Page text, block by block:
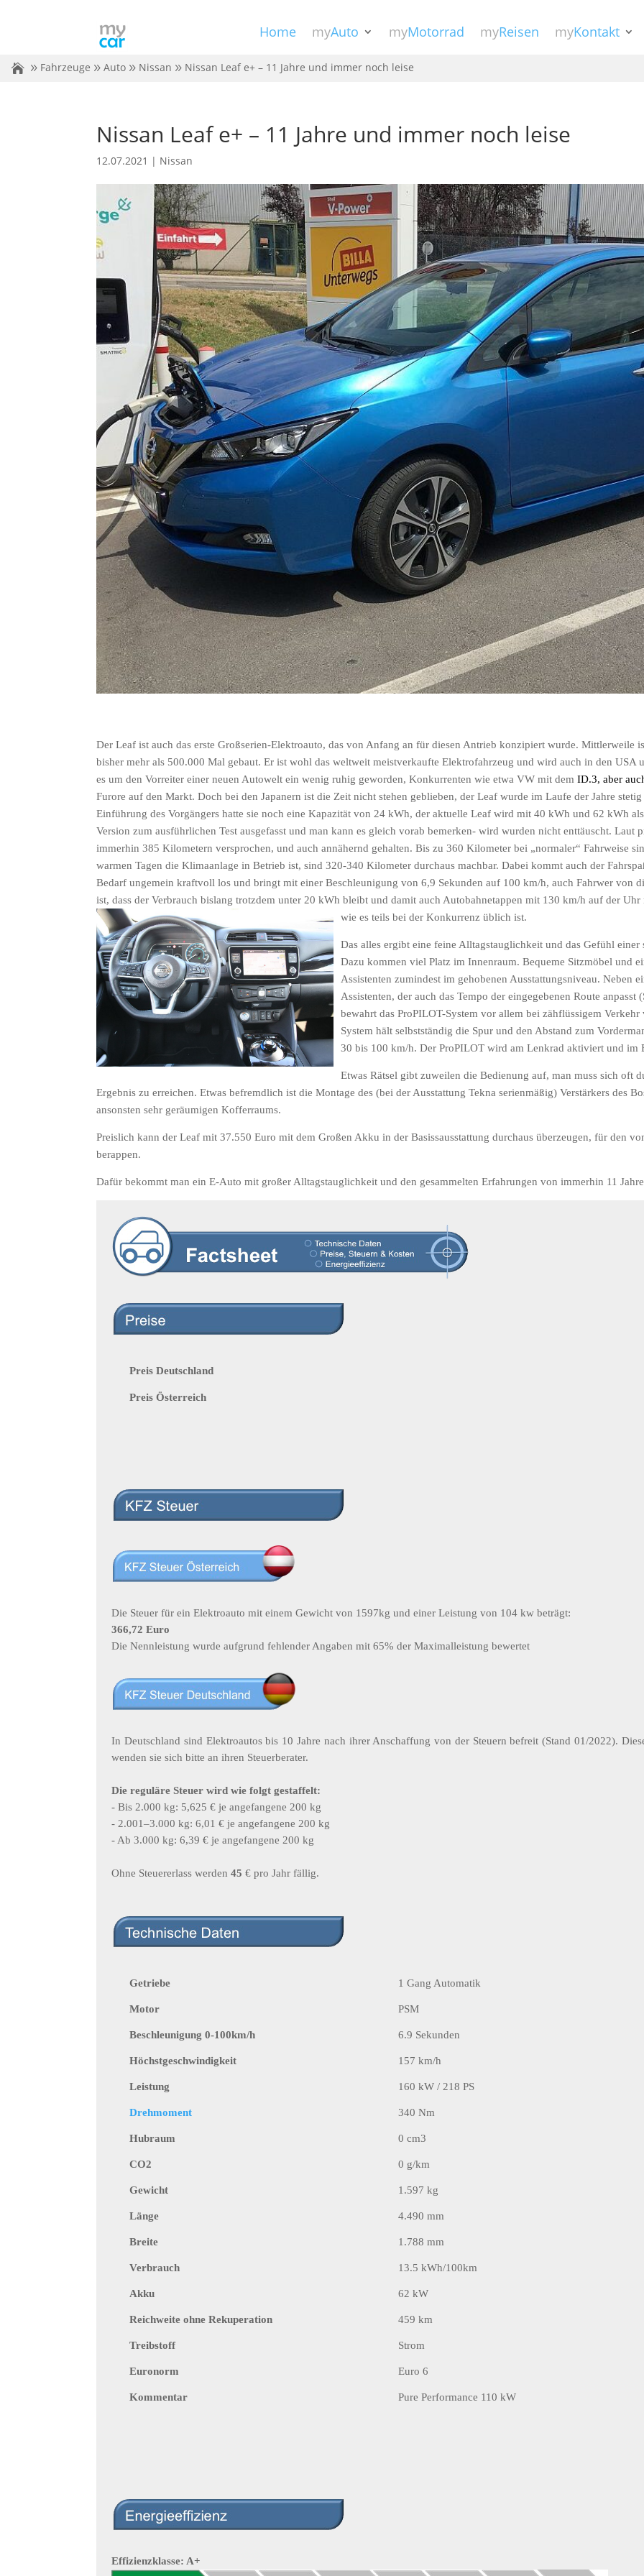
Home myAuto myMotorrad myReisen myKontakt
Fahrzeuge Auto Nissan Nissan Leaf e+ – 11 Jahre und immer noch leise
Nissan Leaf e+ – 11 Jahre und immer noch leise
12.07.2021 | Nissan
Der Leaf ist auch das erste Großserien-Elektroauto, das von Anfang an für diesen Antrieb konzipiert wurde. Mittlerweile
bisher mehr als 500.000 Mal gebaut. Er ist wohl das weltweit meistverkaufte Elektrofahrzeug und wird auch in den
es um den Vorreiter einer neuen Autowelt ein wenig ruhig geworden, Konkurrenten wie etwa VW mit demID.3, aber
Furore auf den Markt. Doch bei den Japanern ist die Zeit nicht stehen geblieben, der Leaf wurde im Laufe der Jahre
Einführung des Vorgängers hatte sie noch eine Kapazität von 24 kWh, der aktuelle Leaf wird mit 40 kWh und 62 kWh
Version zum ausführlichen Test ausgefasst und man kann es gleich vorab bemerken- wird wurden nicht enttäuscht. Laut
immerhin 385 Kilometern versprochen, und auch annähernd gehalten. Bis zu 360 Kilometer bei „normaler“ Fahrweise
warmen Tagen die Klimaanlage in Betrieb ist, sind 320-340 Kilometer durchaus machbar. Dabei kommt auch der
Bedarf ungemein kraftvoll los und bringt mit einer Beschleunigung von 6,9 Sekunden auf 100 km/h, auch Fahrwer von
ist, dass der Verbrauch bislang trotzdem unter 20 kWh bleibt und damit auch Autobahnetappen mit 130 km/h auf der
wie es teils bei der Konkurrenz üblich ist.
Das alles ergibt eine feine Alltagstauglichkeit und das Gefühl
Dazu kommen viel Platz im Innenraum. Bequeme Sitzmöbel und
Assistenten zumindest im gehobenen Ausstattungsniveau. Neben
Assistenten, der auch das Tempo der eingegebenen Route
bewahrt das ProPILOT-System vor allem bei zähflüssigem
System hält selbstständig die Spur und den Abstand zum
30 bis 100 km/h. Der ProPILOT wird am Lenkrad aktiviert und im
Etwas Rätsel gibt zuweilen die Bedienung auf, man muss sich oft
Ergebnis zu erreichen. Etwas befremdlich ist die Montage des (bei der Ausstattung Tekna serienmäßig) Verstärkers des
ansonsten sehr geräumigen Kofferraums.
Preislich kann der Leaf mit 37.550 Euro mit dem Großen Akku in der Basissausstattung durchaus überzeugen, für den
berappen.
Dafür bekommt man ein E-Auto mit großer Alltagstauglichkeit und den gesammelten Erfahrungen von immerhin 11
Preis Deutschland
Preis Österreich
Die Steuer für ein Elektroauto mit einem Gewicht von 1597kg und einer Leistung von 104 kw beträgt:
366,72 Euro
Die Nennleistung wurde aufgrund fehlender Angaben mit 65% der Maximalleistung bewertet
In Deutschland sind Elektroautos bis 10 Jahre nach ihrer Anschaffung von der Steuern befreit (Stand 01/2022).
wenden sie sich bitte an ihren Steuerberater.
Die reguläre Steuer wird wie folgt gestaffelt:
- Bis 2.000 kg: 5,625 € je angefangene 200 kg
- 2.001–3.000 kg: 6,01 € je angefangene 200 kg
- Ab 3.000 kg: 6,39 € je angefangene 200 kg
Ohne Steuererlass werden45 € pro Jahr fällig.
Getriebe 1 Gang Automatik
Motor PSM
Beschleunigung 0-100km/h 6.9 Sekunden
Höchstgeschwindigkeit 157 km/h
Leistung 160 kW / 218 PS
Drehmoment 340 Nm
Hubraum 0 cm3
CO2 0 g/km
Gewicht 1.597 kg
Länge 4.490 mm
Breite 1.788 mm
Verbrauch 13.5 kWh/100km
Akku 62 kW
Reichweite ohne Rekuperation 459 km
Treibstoff Strom
Euronorm Euro 6
Kommentar Pure Performance 110 kW
Effizienzklasse: A+